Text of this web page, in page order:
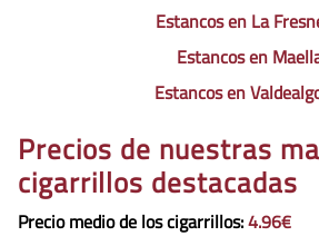
Estancos en La
Estancos en
Estancos en
Precios de nuestras
cigarrillos destacadas
Precio medio de los cigarrillos:4.96€